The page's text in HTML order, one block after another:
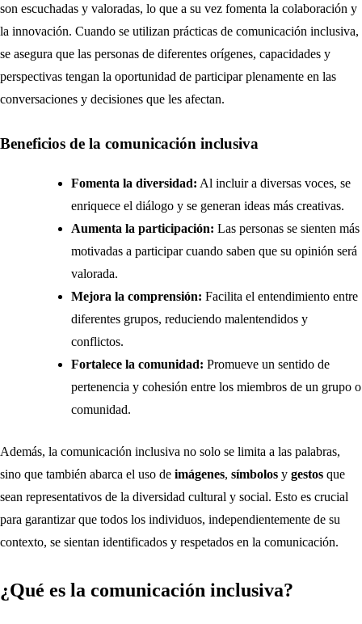
son escuchadas y valoradas, lo que a su vez fomenta la colaboración y
la innovación. Cuando se utilizan prácticas de comunicación inclusiva,
se asegura que las personas de diferentes orígenes, capacidades y
perspectivas tengan la oportunidad de participar plenamente en las
conversaciones y decisiones que les afectan.
Beneficios de la comunicación inclusiva
Fomenta la diversidad: Al incluir a diversas voces, se
enriquece el diálogo y se generan ideas más creativas.
Aumenta la participación: Las personas se sienten más
motivadas a participar cuando saben que su opinión será
valorada.
Mejora la comprensión: Facilita el entendimiento entre
diferentes grupos, reduciendo malentendidos y
conflictos.
Fortalece la comunidad: Promueve un sentido de
pertenencia y cohesión entre los miembros de un grupo o
comunidad.
Además, la comunicación inclusiva no solo se limita a las palabras,
sino que también abarca el uso de imágenes, símbolos y gestos que
sean representativos de la diversidad cultural y social. Esto es crucial
para garantizar que todos los individuos, independientemente de su
contexto, se sientan identificados y respetados en la comunicación.
¿Qué es la comunicación inclusiva?